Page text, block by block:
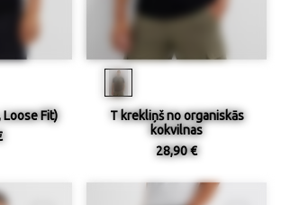
Loose Fit)
T krekliņš no organiskās
kokvilnas
28,90 €